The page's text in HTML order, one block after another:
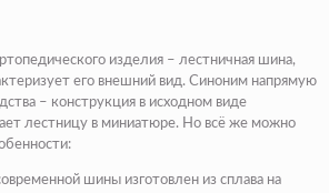
изделия – лестничная шина,
его внешний вид. Синоним напрямую
– конструкция в исходном виде
лестницу в миниатюре. Но всё же можно
шины изготовлен из сплава на